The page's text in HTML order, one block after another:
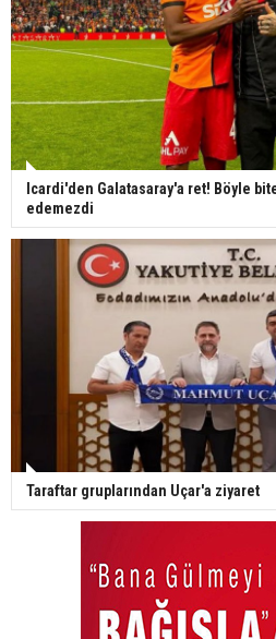
Icardi'den Galatasaray'a ret! Böyle
edemezdi
Taraftar gruplarından Uçar'a ziyaret